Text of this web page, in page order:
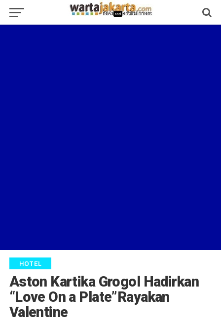
HOTEL
Aston Kartika Grogol Hadirkan
“Love On a Plate”Rayakan
Valentine